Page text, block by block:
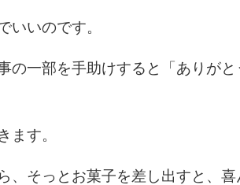
いいのです。
一部を手助けすると「ありがと
ます。
、そっとお菓子を差し出すと、喜